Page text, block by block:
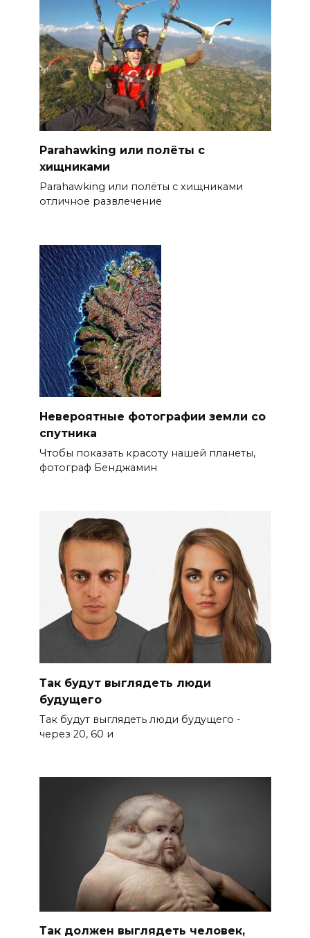
Parahawking или полёты с
хищниками
Parahawking или полёты с хищниками
отличное развлечение
Невероятные фотографии земли со
спутника
Чтобы показать красоту нашей планеты,
фотограф Бенджамин
Так будут выглядеть люди
будущего
Так будут выглядеть люди будущего -
через 20, 60 и
Так должен выглядеть человек,